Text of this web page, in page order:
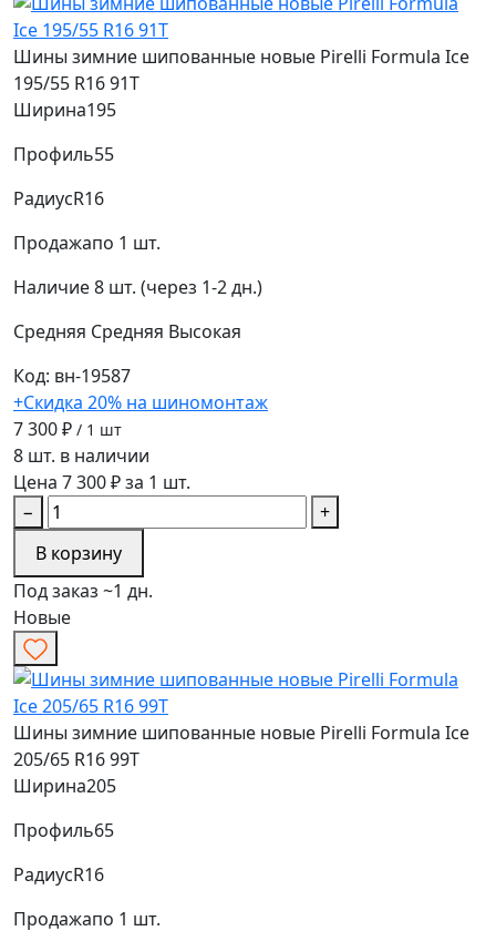
Шины зимние шипованные новые Pirelli Formula Ice
195/55 R16 91T
Ширина195
Профиль55
РадиусR16
Продажапо 1 шт.
Наличие8 шт. (через 1-2 дн.)
Средняя Средняя Высокая
Код: вн-19587
+Скидка 20% на шиномонтаж
7 300 ₽ / 1 шт
8 шт. в наличии
Цена 7 300 ₽ за 1 шт.
−
+
В корзину
Под заказ ~1 дн.
Новые
Шины зимние шипованные новые Pirelli Formula Ice
205/65 R16 99T
Ширина205
Профиль65
РадиусR16
Продажапо 1 шт.